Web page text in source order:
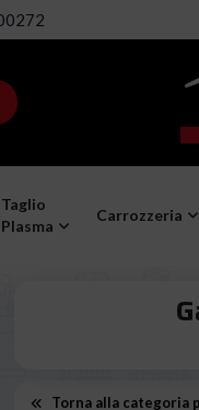
Taglio
Plasma
Carrozzeria
Torna alla categoria